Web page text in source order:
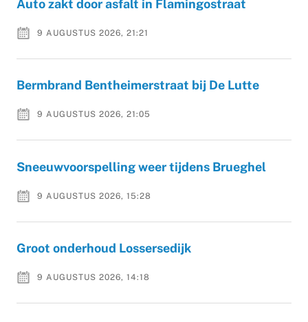
Auto zakt door asfalt in Flamingostraat
9 AUGUSTUS 2026, 21:21
Bermbrand Bentheimerstraat bij De Lutte
9 AUGUSTUS 2026, 21:05
Sneeuwvoorspelling weer tijdens Brueghel
9 AUGUSTUS 2026, 15:28
Groot onderhoud Lossersedijk
9 AUGUSTUS 2026, 14:18